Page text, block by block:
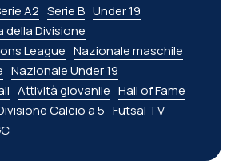
A2 Serie B Under 19
della Divisione
League Nazionale maschile
Nazionale Under 19
Attività giovanile Hall of Fame
Calcio a 5 Futsal TV